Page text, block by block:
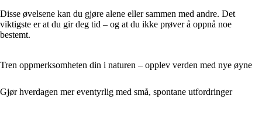
Disse øvelsene kan du gjøre alene eller sammen med andre. Det
viktigste er at du gir deg tid – og at du ikke prøver å oppnå noe
bestemt.
Tren oppmerksomheten din i naturen – opplev verden med nye øyne
Gjør hverdagen mer eventyrlig med små, spontane utfordringer